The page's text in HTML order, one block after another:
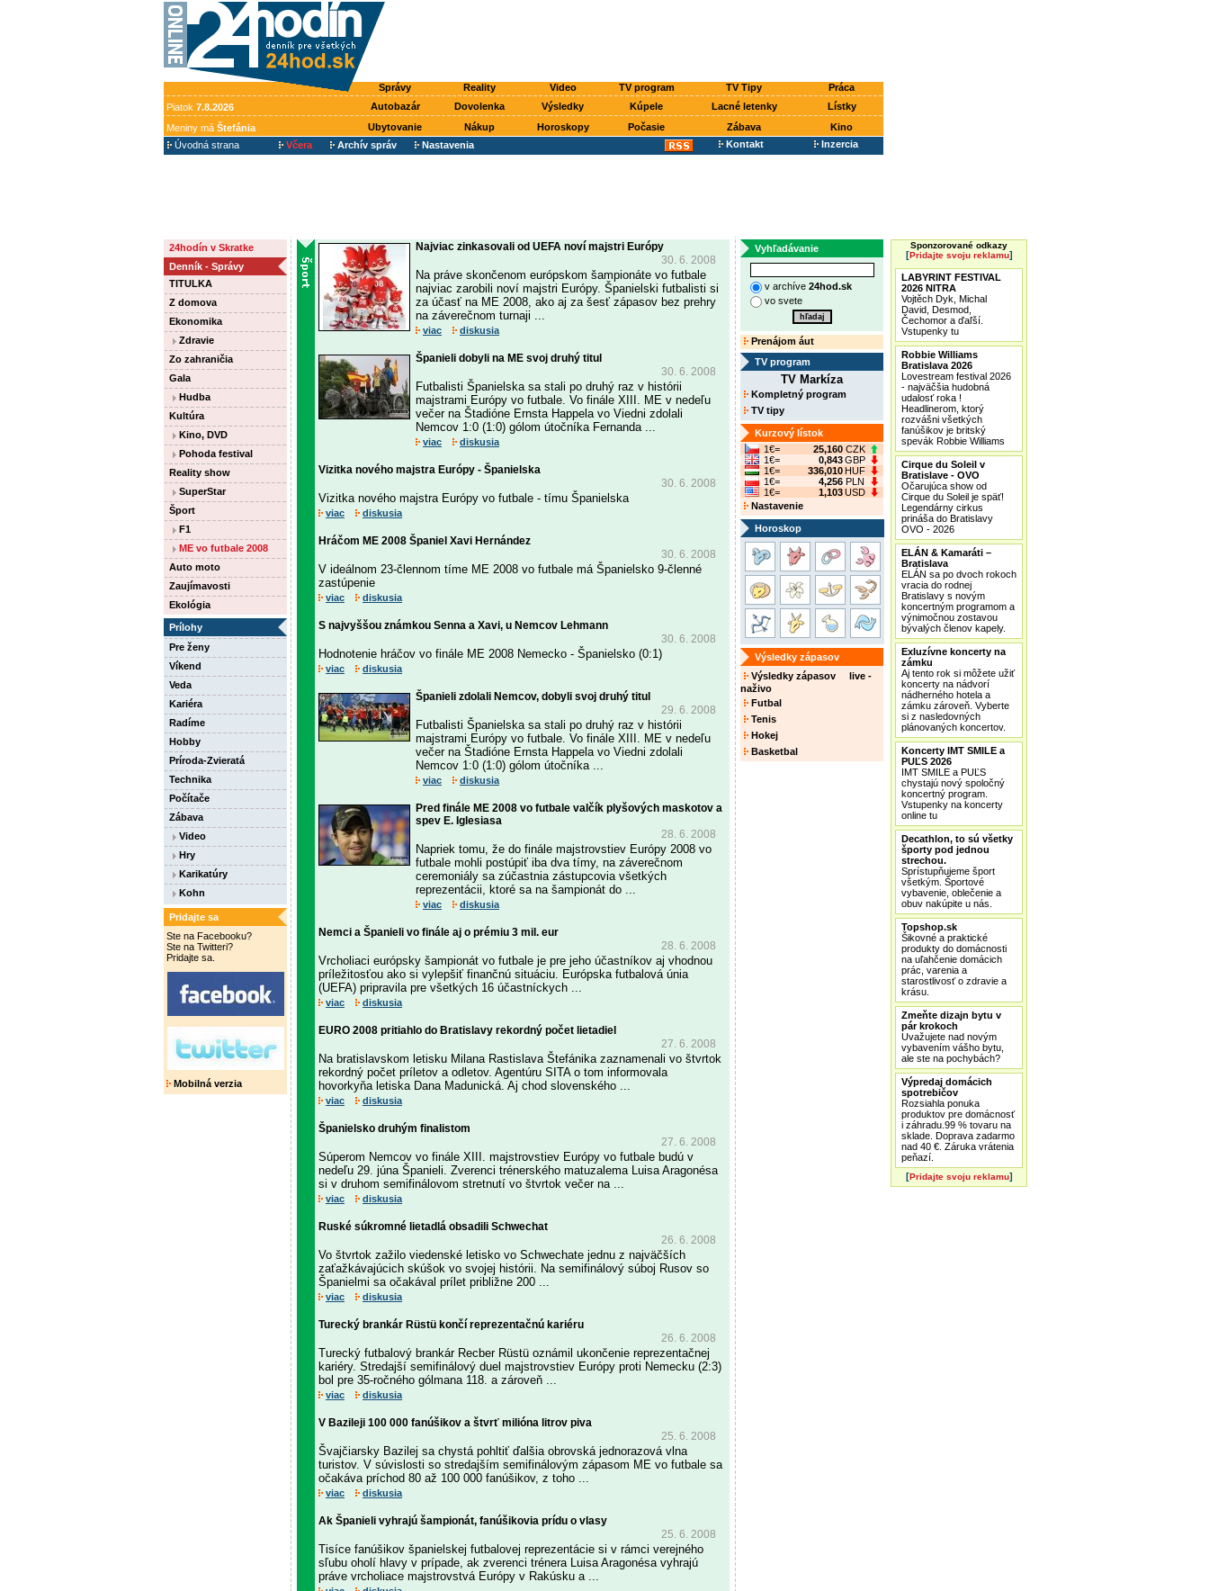
Správy Reality Video TV program TV Tipy
Práca
Piatok 7.8.2026 Autobazár Dovolenka Výsledky Kúpele Lacné letenky
Lístky
Meniny má Štefánia Ubytovanie Nákup Horoskopy Počasie Zábava
Kino
Úvodná strana
Včera Archív správ Nastavenia Kontakt Inzercia
24hodín v Skratke
Denník - Správy
TITULKA
Z domova
Ekonomika
Zdravie
Zo zahraničia
Gala
Hudba
Kultúra
Kino, DVD
Pohoda festival
Reality show
SuperStar
Šport
F1
ME vo futbale 2008
Auto moto
Zaujímavosti
Ekológia
Prílohy
Pre ženy
Víkend
Veda
Kariéra
Radíme
Hobby
Príroda-Zvieratá
Technika
Počítače
Zábava
Video
Hry
Karikatúry
Kohn
Pridajte sa
Ste na Facebooku?
Ste na Twitteri?
Pridajte sa.
Mobilná verzia
Najviac zinkasovali od UEFA noví majstri Európy
30. 6. 2008
Na práve skončenom európskom šampionáte vo futbale
najviac zarobili noví majstri Európy. Španielski futbalisti si
za účasť na ME 2008, ako aj za šesť zápasov bez prehry
na záverečnom turnaji ...
viac diskusia
Španieli dobyli na ME svoj druhý titul
30. 6. 2008
Futbalisti Španielska sa stali po druhý raz v histórii
majstrami Európy vo futbale. Vo finále XIII. ME v nedeľu
večer na Štadióne Ernsta Happela vo Viedni zdolali
Nemcov 1:0 (1:0) gólom útočníka Fernanda ...
viac diskusia
Vizitka nového majstra Európy - Španielska
30. 6. 2008
Vizitka nového majstra Európy vo futbale - tímu Španielska
viac diskusia
Hráčom ME 2008 Španiel Xavi Hernández
30. 6. 2008
V ideálnom 23-člennom tíme ME 2008 vo futbale má Španielsko 9-členné
zastúpenie
viac diskusia
S najvyššou známkou Senna a Xavi, u Nemcov Lehmann
30. 6. 2008
Hodnotenie hráčov vo finále ME 2008 Nemecko - Španielsko (0:1)
viac diskusia
Španieli zdolali Nemcov, dobyli svoj druhý titul
29. 6. 2008
Futbalisti Španielska sa stali po druhý raz v histórii
majstrami Európy vo futbale. Vo finále XIII. ME v nedeľu
večer na Štadióne Ernsta Happela vo Viedni zdolali
Nemcov 1:0 (1:0) gólom útočníka ...
viac diskusia
Pred finále ME 2008 vo futbale valčík plyšových maskotov a
spev E. Iglesiasa
28. 6. 2008
Napriek tomu, že do finále majstrovstiev Európy 2008 vo
futbale mohli postúpiť iba dva tímy, na záverečnom
ceremoniály sa zúčastnia zástupcovia všetkých
reprezentácii, ktoré sa na šampionát do ...
viac diskusia
Nemci a Španieli vo finále aj o prémiu 3 mil. eur
28. 6. 2008
Vrcholiaci európsky šampionát vo futbale je pre jeho účastníkov aj vhodnou
príležitosťou ako si vylepšiť finančnú situáciu. Európska futbalová únia
(UEFA) pripravila pre všetkých 16 účastníckych ...
viac diskusia
EURO 2008 pritiahlo do Bratislavy rekordný počet lietadiel
27. 6. 2008
Na bratislavskom letisku Milana Rastislava Štefánika zaznamenali vo štvrtok
rekordný počet príletov a odletov. Agentúru SITA o tom informovala
hovorkyňa letiska Dana Madunická. Aj chod slovenského ...
viac diskusia
Španielsko druhým finalistom
27. 6. 2008
Súperom Nemcov vo finále XIII. majstrovstiev Európy vo futbale budú v
nedeľu 29. júna Španieli. Zverenci trénerského matuzalema Luisa Aragonésa
si v druhom semifinálovom stretnutí vo štvrtok večer na ...
viac diskusia
Ruské súkromné lietadlá obsadili Schwechat
26. 6. 2008
Vo štvrtok zažilo viedenské letisko vo Schwechate jednu z najväčších
zaťažkávajúcich skúšok vo svojej histórii. Na semifinálový súboj Rusov so
Španielmi sa očakával prílet približne 200 ...
viac diskusia
Turecký brankár Rüstü končí reprezentačnú kariéru
26. 6. 2008
Turecký futbalový brankár Recber Rüstü oznámil ukončenie reprezentačnej
kariéry. Stredajší semifinálový duel majstrovstiev Európy proti Nemecku (2:3)
bol pre 35-ročného gólmana 118. a zároveň ...
viac diskusia
V Bazileji 100 000 fanúšikov a štvrť milióna litrov piva
25. 6. 2008
Švajčiarsky Bazilej sa chystá pohltiť ďalšia obrovská jednorazová vlna
turistov. V súvislosti so stredajším semifinálovým zápasom ME vo futbale sa
očakáva príchod 80 až 100 000 fanúšikov, z toho ...
viac diskusia
Ak Španieli vyhrajú šampionát, fanúšikovia prídu o vlasy
25. 6. 2008
Tisíce fanúšikov španielskej futbalovej reprezentácie si v rámci verejného
sľubu oholí hlavy v prípade, ak zverenci trénera Luisa Aragonésa vyhrajú
práve vrcholiace majstrovstvá Európy v Rakúsku a ...
Vyhľadávanie
v archíve 24hod.sk
vo svete
Prenájom áut
TV program
TV Markíza
Kompletný program
TV tipy
Kurzový lístok
1€=
25,160 CZK
1€=
0,843GBP
1€=
336,010HUF
1€=
4,256 PLN
1€=
1,103USD
Nastavenie
Horoskop
Výsledky zápasov
Výsledky zápasov live -
naživo
Futbal
Tenis
Hokej
Basketbal
Sponzorované odkazy
[Pridajte svoju reklamu]
LABYRINT FESTIVAL
2026 NITRA
Vojtěch Dyk, Michal
David, Desmod,
Čechomor a ďaľší.
Vstupenky tu
Robbie Williams
Bratislava 2026
Lovestream festival 2026
- najväčšia hudobná
udalosť roka !
Headlinerom, ktorý
rozvášni všetkých
fanúšikov je britský
spevák Robbie Williams
Cirque du Soleil v
Bratislave - OVO
Očarujúca show od
Cirque du Soleil je späť!
Legendárny cirkus
prináša do Bratislavy
OVO - 2026
ELÁN & Kamaráti –
Bratislava
ELÁN sa po dvoch rokoch
vracia do rodnej
Bratislavy s novým
koncertným programom a
výnimočnou zostavou
bývalých členov kapely.
Exluzívne koncerty na
zámku
Aj tento rok si môžete užiť
koncerty na nádvorí
nádherného hotela a
zámku zároveň. Vyberte
si z nasledovných
plánovaných koncertov.
Koncerty IMT SMILE a
PUĽS 2026
IMT SMILE a PUĽS
chystajú nový spoločný
koncertný program.
Vstupenky na koncerty
online tu
Decathlon, to sú všetky
športy pod jednou
strechou.
Sprístupňujeme šport
všetkým. Športové
vybavenie, oblečenie a
obuv nakúpite u nás.
Topshop.sk
Šikovné a praktické
produkty do domácnosti
na uľahčenie domácich
prác, varenia a
starostlivosť o zdravie a
krásu.
Zmeňte dizajn bytu v
pár krokoch
Uvažujete nad novým
vybavením vášho bytu,
ale ste na pochybách?
Výpredaj domácich
spotrebičov
Rozsiahla ponuka
produktov pre domácnosť
i záhradu.99 % tovaru na
sklade. Doprava zadarmo
nad 40 €. Záruka vrátenia
peňazí.
[Pridajte svoju reklamu]